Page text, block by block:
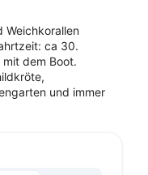
Weichkorallen
ca 30.
dem Boot.
und immer